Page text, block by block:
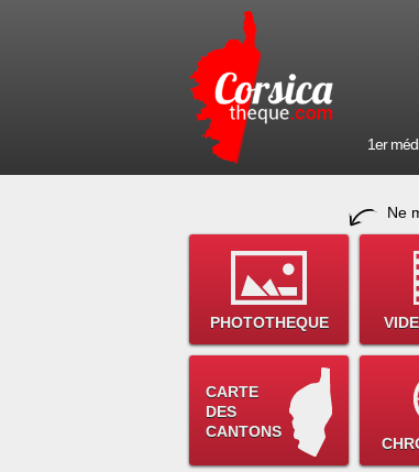
1er
Ne
PHOTOTHEQUE
CARTE
DES
CANTONS